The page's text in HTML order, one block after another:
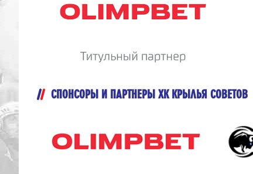
СПОНСОРЫ И ПАРТНЕРЫ ХК КРЫЛЬЯ СОВЕТОВ